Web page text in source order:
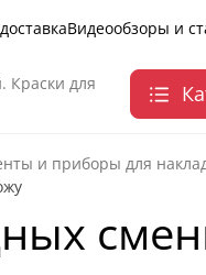
Видеообзоры и
Краски для
и приборы для